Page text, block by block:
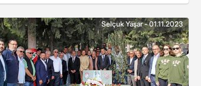
Selçuk Yaşar - 01.11.2023